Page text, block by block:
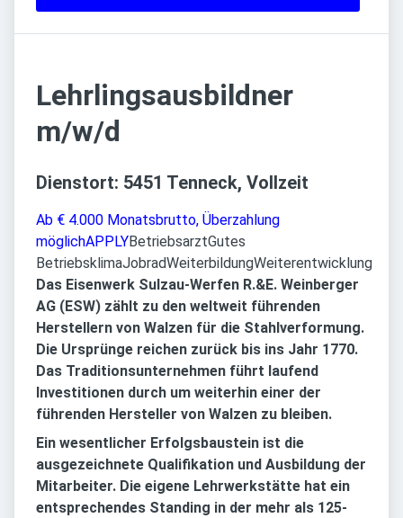
Lehrlingsausbildner
m/w/d
Dienstort: 5451 Tenneck, Vollzeit
Ab € 4.000 Monatsbrutto, Überzahlung
möglichAPPLYBetriebsarztGutes
BetriebsklimaJobradWeiterbildungWeiterentwicklung
Das Eisenwerk Sulzau-Werfen R.&E. Weinberger
AG (ESW) zählt zu den weltweit führenden
Herstellern von Walzen für die Stahlverformung.
Die Ursprünge reichen zurück bis ins Jahr 1770.
Das Traditionsunternehmen führt laufend
Investitionen durch um weiterhin einer der
führenden Hersteller von Walzen zu bleiben.
Ein wesentlicher Erfolgsbaustein ist die
ausgezeichnete Qualifikation und Ausbildung der
Mitarbeiter. Die eigene Lehrwerkstätte hat ein
entsprechendes Standing in der mehr als 125-